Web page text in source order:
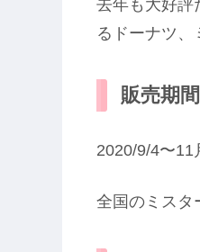
去年も大好評
るドーナツ、
販売期間
2020/9/4〜11
全国のミスタ